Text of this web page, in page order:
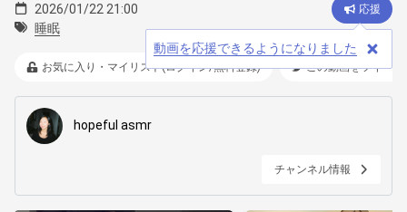
2026/01/22 21:00
睡眠
応援
動画を応援できるようになりました
お気に入り・マイリスト(ログイン/無料登録) この動画をツイート
hopeful asmr
チャンネル情報